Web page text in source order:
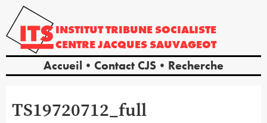
INSTITUTTRIBUNE SOCIALISTE
CENTREJACQUES SAUVAGEOT
Accueil Contact CJS Recherche
TS19720712_full